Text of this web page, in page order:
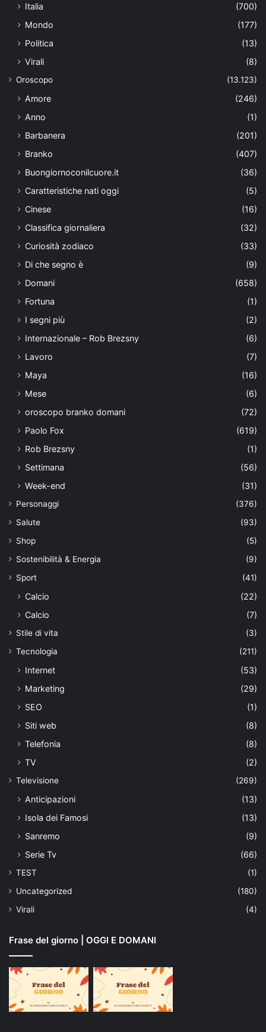
Italia
(700)
Mondo
(177)
Politica
(13)
Virali
(8)
Oroscopo (13.123)
Amore
(246)
Anno
(1)
Barbanera
(201)
Branko
(407)
Buongiornoconilcuore.it
(36)
Caratteristiche nati oggi
(5)
Cinese
(16)
Classifica giornaliera
(32)
Curiosità zodiaco
(33)
Di che segno è
(9)
Domani
(658)
Fortuna
(1)
I segni più
(2)
Internazionale – Rob Brezsny
(6)
Lavoro
(7)
Maya
(16)
Mese
(6)
oroscopo branko domani
(72)
Paolo Fox
(619)
Rob Brezsny
(1)
Settimana
(56)
Week-end
(31)
Personaggi
(376)
Salute
(93)
Shop
(5)
Sostenibilità & Energia
(9)
Sport
(41)
Calcio
(22)
Calcio
(7)
Stile di vita
(3)
Tecnologia
(211)
Internet
(53)
Marketing
(29)
SEO
(1)
Siti web
(8)
Telefonia
(8)
TV
(2)
Televisione (269)
Anticipazioni
(13)
Isola dei Famosi
(13)
Sanremo
(9)
Serie Tv
(66)
TEST
(1)
Uncategorized
(180)
Virali
(4)
Frase del giorno | OGGI E DOMANI